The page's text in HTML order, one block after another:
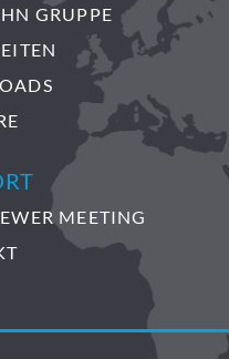
GRUPPE
MEETING